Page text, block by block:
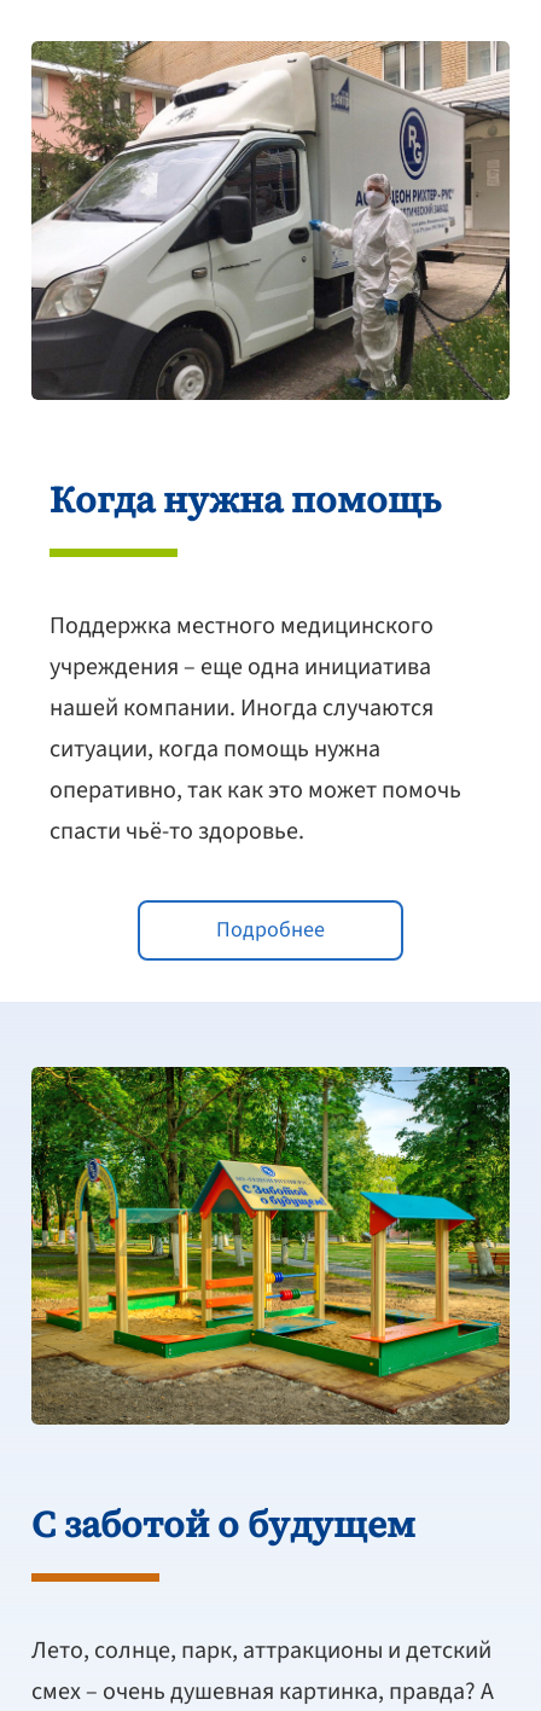
Когда нужна помощь
Поддержка местного медицинского
учреждения – еще одна инициатива
нашей компании. Иногда случаются
ситуации, когда помощь нужна
оперативно, так как это может помочь
спасти чьё-то здоровье.
Подробнее
С заботой о будущем
Лето, солнце, парк, аттракционы и детский
смех – очень душевная картинка, правда? А